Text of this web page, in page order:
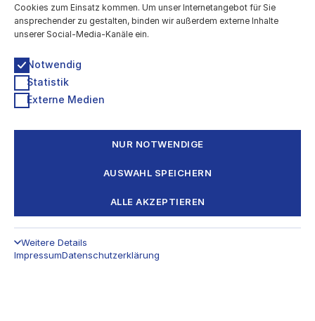
Technologiestiftung Berlin
Grunewaldstr. 61-62, 10825 Berlin
kultur@ts.berlin
Newsletter & Info-Verteiler
Impressum
Datenschutzerklärung
Eine Kooperation von
Cookies zum Einsatz kommen. Um unser Internetangebot für Sie
ansprechender zu gestalten, binden wir außerdem externe Inhalte
unserer Social-Media-Kanäle ein.
Notwendig
Statistik
Externe Medien
NUR NOTWENDIGE
AUSWAHL SPEICHERN
ALLE AKZEPTIEREN
Weitere Details
ImpressumDatenschutzerklärung